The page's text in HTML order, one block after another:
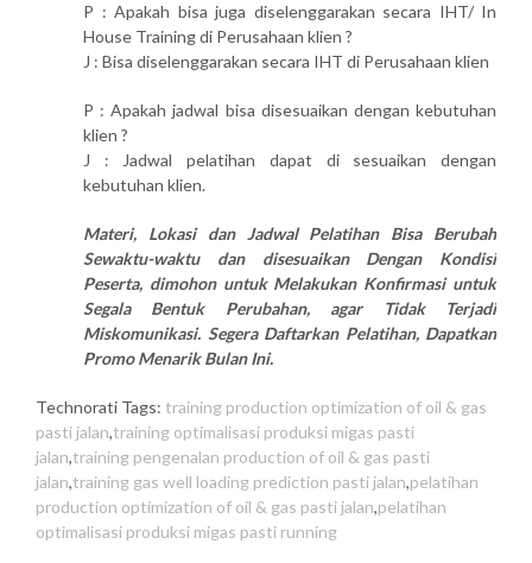
P : Apakah bisa juga diselenggarakan secara IHT/ In
House Training di Perusahaan klien ?
J : Bisa diselenggarakan secara IHT di Perusahaan klien
P : Apakah jadwal bisa disesuaikan dengan kebutuhan
klien ?
J : Jadwal pelatihan dapat di sesuaikan dengan
kebutuhan klien.
Materi, Lokasi dan Jadwal Pelatihan Bisa Berubah
Sewaktu-waktu dan disesuaikan Dengan Kondisi
Peserta, dimohon untuk Melakukan Konfirmasi untuk
Segala Bentuk Perubahan, agar Tidak Terjadi
Miskomunikasi. Segera Daftarkan Pelatihan, Dapatkan
Promo Menarik Bulan Ini.
Technorati Tags: training production optimization of oil & gas
pasti jalan,training optimalisasi produksi migas pasti
jalan,training pengenalan production of oil & gas pasti
jalan,training gas well loading prediction pasti jalan,pelatihan
production optimization of oil & gas pasti jalan,pelatihan
optimalisasi produksi migas pasti running